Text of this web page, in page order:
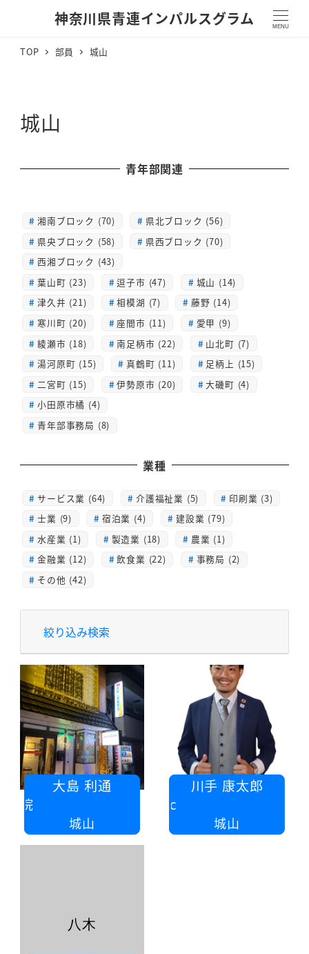
神奈川県青連インパルスグラム MENU
TOP 部員 城山
城山
青年部関連
湘南ブロック (70)
県北ブロック (56)
県央ブロック (58)
県西ブロック (70)
西湘ブロック (43)
葉山町 (23)
逗子市 (47)
城山 (14)
津久井 (21)
相模湖 (7)
藤野 (14)
寒川町 (20)
座間市 (11)
愛甲 (9)
綾瀬市 (18)
南足柄市 (22)
山北町 (7)
湯河原町 (15)
真鶴町 (11)
足柄上 (15)
二宮町 (15)
伊勢原市 (20)
大磯町 (4)
小田原市橘 (4)
青年部事務局 (8)
業種
サービス業 (64) 介護福祉業 (5)
印刷業 (3)
士業 (9)
宿泊業 (4)
建設業 (79)
水産業 (1)
製造業 (18)
農業 (1)
金融業 (12)
飲食業 (22)
事務局 (2)
その他 (42)
絞り込み検索
大島 利通
おおしま はりきゅう整骨院
城山
川手 康太郎
城山
八木